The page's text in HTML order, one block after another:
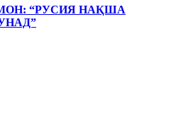
“РУСИЯ НАҚША